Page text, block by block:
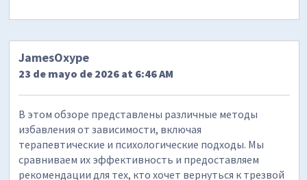
JamesOxype
23 de mayo de 2026 at 6:46 AM
В этом обзоре представлены различные методы
избавления от зависимости, включая
терапевтические и психологические подходы. Мы
сравниваем их эффективность и предоставляем
рекомендации для тех, кто хочет вернуться к трезвой